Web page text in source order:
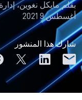
بقلممايكل نغوين،
أغسطس 9 2021
شارك هذا المنشور